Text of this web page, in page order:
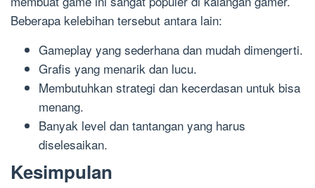
Beberapa kelebihan tersebut antara lain:
Gameplay yang sederhana dan mudah dimengerti.
Grafis yang menarik dan lucu.
Membutuhkan strategi dan kecerdasan untuk bisa
menang.
Banyak level dan tantangan yang harus
diselesaikan.
Kesimpulan